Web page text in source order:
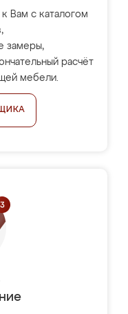
Вам с каталогом
замеры,
расчёт
мебели.